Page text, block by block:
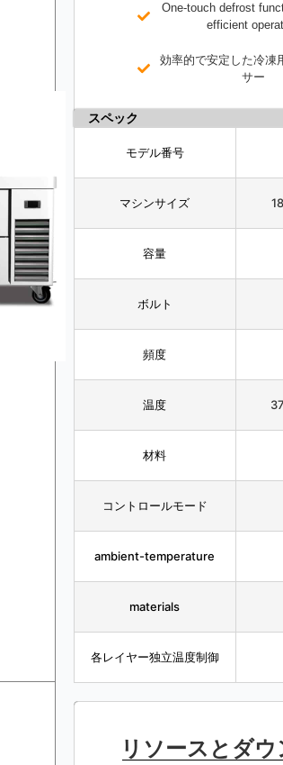
One-touch defrost
efficient
効率的で安定した冷凍
サー
スペック
モデル番号
マシンサイズ
容量
ボルト
頻度
温度
材料
コントロールモード
ambient-temperature
materials
各レイヤー独立温度制御
リソースとダウ